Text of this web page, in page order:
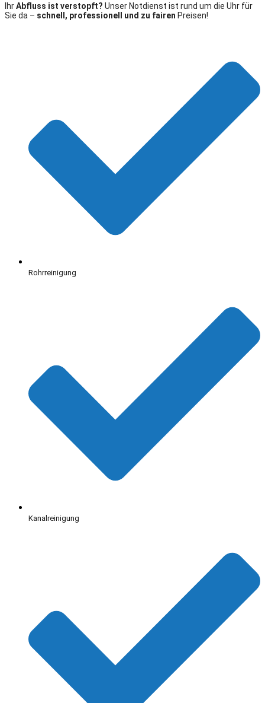
IhrAbfluss ist verstopft? Unser Notdienst ist rund um die Uhr für
Sie da – schnell, professionell und zu fairen Preisen!
Rohrreinigung
Kanalreinigung